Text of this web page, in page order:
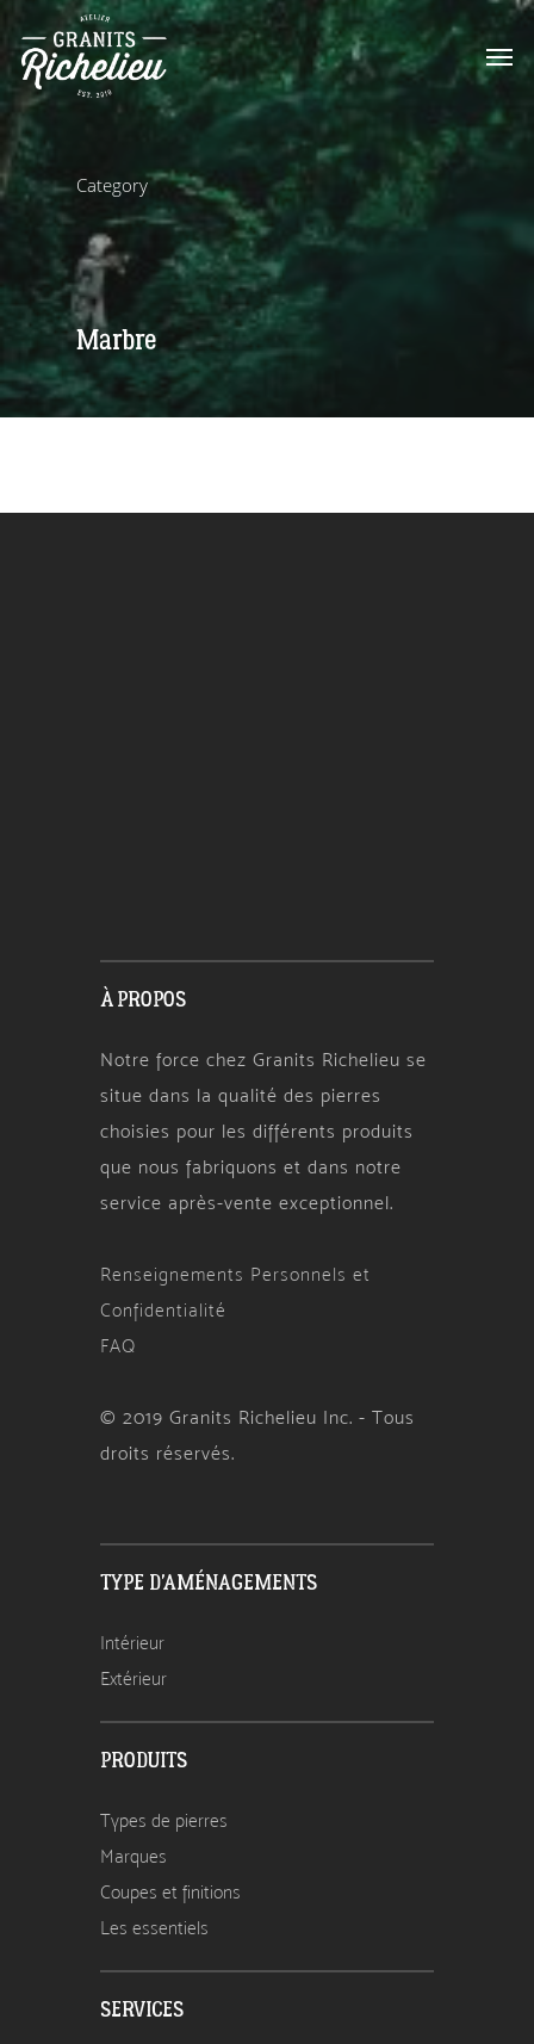
Category
Marbre
À PROPOS
Notre force chez Granits Richelieu se
situe dans la qualité des pierres
choisies pour les différents produits
que nous fabriquons et dans notre
service après-vente exceptionnel.
Renseignements Personnels et
Confidentialité
FAQ
© 2019 Granits Richelieu Inc. - Tous
droits réservés.
TYPE D'AMÉNAGEMENTS
Intérieur
Extérieur
PRODUITS
Types de pierres
Marques
Coupes et finitions
Les essentiels
SERVICES